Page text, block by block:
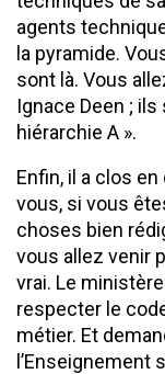
agents
la pyramide.
sont là. Vous
Ignace Deen ;
hiérarchie A ».
Enfin, il a clos
vous, si vous
choses bien
vous allez venir
vrai. Le
respecter le
métier. Et
l’Enseignement